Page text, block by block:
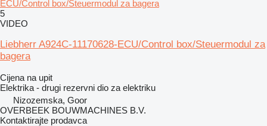
ECU/Control box/Steuermodul za bagera
5
VIDEO
Liebherr A924C-11170628-ECU/Control box/Steuermodul za
bagera
Cijena na upit
Elektrika - drugi rezervni dio za elektriku
Nizozemska, Goor
OVERBEEK BOUWMACHINES B.V.
Kontaktirajte prodavca